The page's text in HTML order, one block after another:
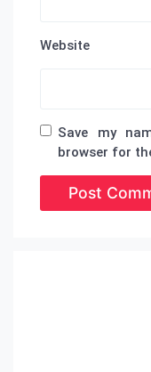
Website
Save my
browser for